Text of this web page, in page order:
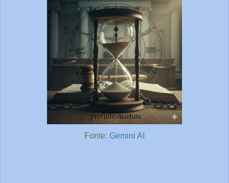
Fonte: Gemini AI